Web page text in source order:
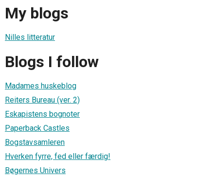
My blogs
Nilles litteratur
Blogs I follow
Madames huskeblog
Reiters Bureau (ver. 2)
Eskapistens bognoter
Paperback Castles
Bogstavsamleren
Hverken fyrre, fed eller færdig!
Bøgernes Univers